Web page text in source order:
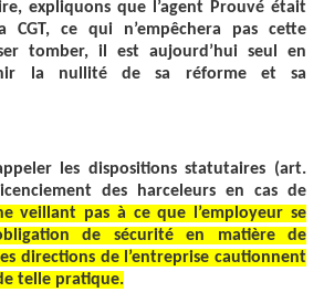
expliquons que l’agent Prouvé était
ce qui n’empêchera pas cette
tomber, il est aujourd’hui seul en
la nullité de sa réforme et sa
les dispositions statutaires (art.
des harceleurs en cas de
veillant pas à ce que l’employeur se
de sécurité en matière de
directions de l’entreprise cautionnent
telle pratique.